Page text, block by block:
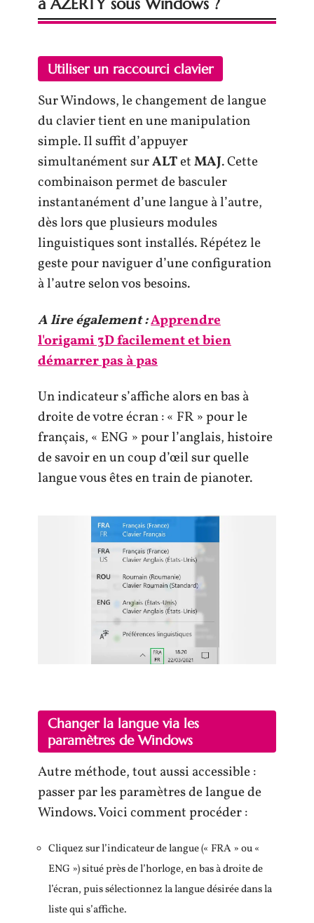
à AZERTY sous Windows ?
Utiliser un raccourci clavier
Sur Windows, le changement de langue
du clavier tient en une manipulation
simple. Il suffit d’appuyer
simultanément surALTetMAJ. Cette
combinaison permet de basculer
instantanément d’une langue à l’autre,
dès lors que plusieurs modules
linguistiques sont installés. Répétez le
geste pour naviguer d’une configuration
à l’autre selon vos besoins.
A lire également :Apprendre
l'origami 3D facilement et bien
démarrer pas à pas
Un indicateur s’affiche alors en bas à
droite de votre écran : « FR » pour le
français, « ENG » pour l’anglais, histoire
de savoir en un coup d’œil sur quelle
langue vous êtes en train de pianoter.
Changer la langue via les
paramètres de Windows
Autre méthode, tout aussi accessible :
passer par les paramètres de langue de
Windows. Voici comment procéder :
Cliquez sur l’indicateur de langue (« FRA » ou «
ENG ») situé près de l’horloge, en bas à droite de
l’écran, puis sélectionnez la langue désirée dans la
liste qui s’affiche.